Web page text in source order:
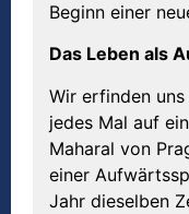
Beginn einer
Das Leben als
Wir erfinden
jedes Mal auf
Maharal von
einer
Jahr dieselben